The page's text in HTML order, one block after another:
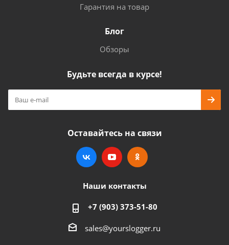
Гарантия на товар
Блог
Обзоры
Будьте всегда в курсе!
Оставайтесь на связи
Наши контакты
+7 (903) 373-51-80
sales@yourslogger.ru